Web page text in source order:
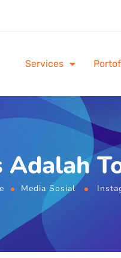
Services
Media Sosial